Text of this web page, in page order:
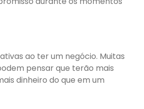
ao ter um negócio. Muitas
pensar que terão mais
dinheiro do que em um